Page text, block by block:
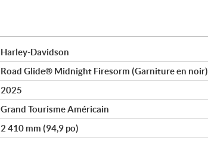
Harley-Davidson
Road Glide® Midnight Firesorm (Garniture en noir)
2025
Grand Tourisme Américain
2 410 mm (94,9 po)